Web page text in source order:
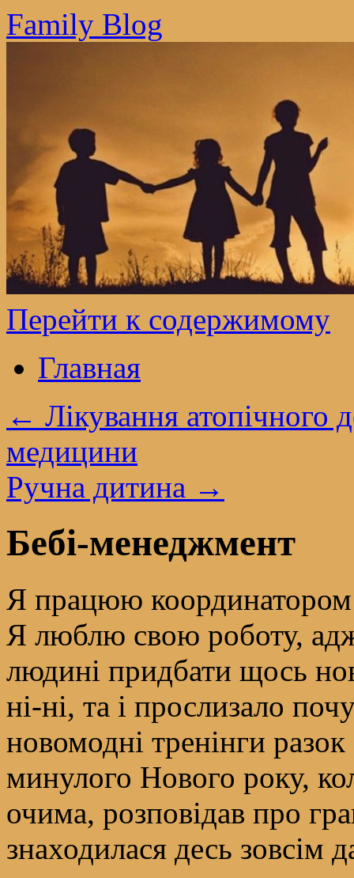
Family Blog
Перейти к содержимому
Главная
← Лікування атопічного
медицини
Ручна дитина →
Бебі-менеджмент
Я працюю координатором
Я люблю свою роботу,
людині придбати щось
ні-ні, та і прослизало
новомодні тренінги
минулого Нового року,
очима, розповідав про
знаходилася десь зовсім